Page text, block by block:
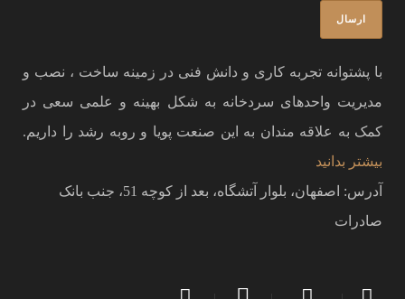
با پشتوانه تجربه کاری و دانش فنی در زمینه ساخت ، نصب و
مدیریت واحدهای سردخانه به شکل بهینه و علمی سعی در
کمک به علاقه مندان به این صنعت پویا و روبه رشد را داریم.
بیشتر بدانید
آدرس: اصفهان، بلوار آتشگاه، بعد از کوچه 51، جنب بانک
صادرات